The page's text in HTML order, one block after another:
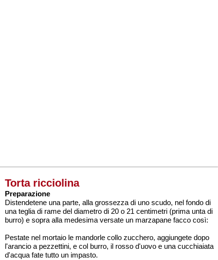
Torta ricciolina
Preparazione
Distendetene una parte, alla grossezza di uno scudo, nel fondo di
una teglia di rame del diametro di 20 o 21 centimetri (prima unta di
burro) e sopra alla medesima versate un marzapane facco così:
Pestate nel mortaio le mandorle collo zucchero, aggiungete dopo
l'arancio a pezzettini, e col burro, il rosso d'uovo e una cucchiaiata
d'acqua fate tutto un impasto.